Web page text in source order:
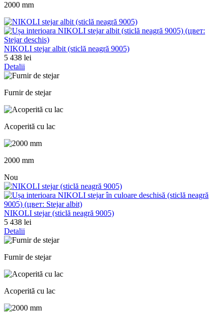
2000 mm
NIKOLI stejar albit (sticlă neagră 9005)
5 438 lei
Detalii
Furnir de stejar
Acoperită cu lac
2000 mm
Nou
NIKOLI stejar (sticlă neagră 9005)
5 438 lei
Detalii
Furnir de stejar
Acoperită cu lac